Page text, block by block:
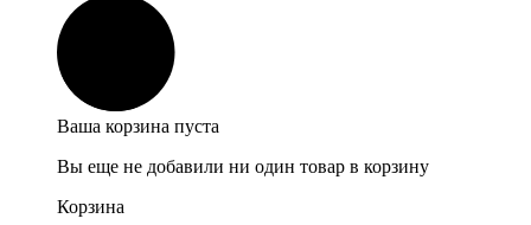
Ваша корзина пуста
Вы еще не добавили ни один товар в корзину
Корзина